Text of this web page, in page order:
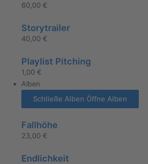
60,00 €
Storytrailer
40,00 €
Playlist Pitching
1,00 €
Alben
Schließe Alben Öffne Alben
Fallhöhe
23,00 €
Endlichkeit